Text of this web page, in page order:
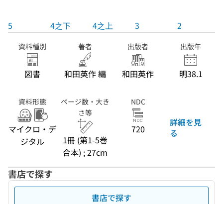
5 4之下 4之上 3 2
資料種別
図書
著者
和田英作 編
出版者
和田英作
出版年
明38.1
資料形態
マイクロ・デ
ジタル
ページ数・大き
さ等
1冊 (第1-5巻
合本) ; 27cm
NDC
720
詳細を見
る
書店で探す
書店で探す